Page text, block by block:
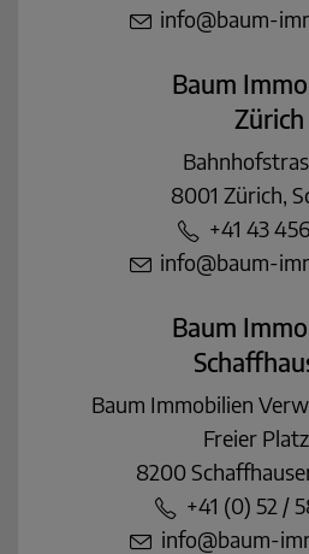
info@baum-
Baum
Zürich
8001 Zürich,
+41 43
info@baum-
Baum
Baum Immobilien
Freier
8200
+41 (0) 52 /
info@baum-